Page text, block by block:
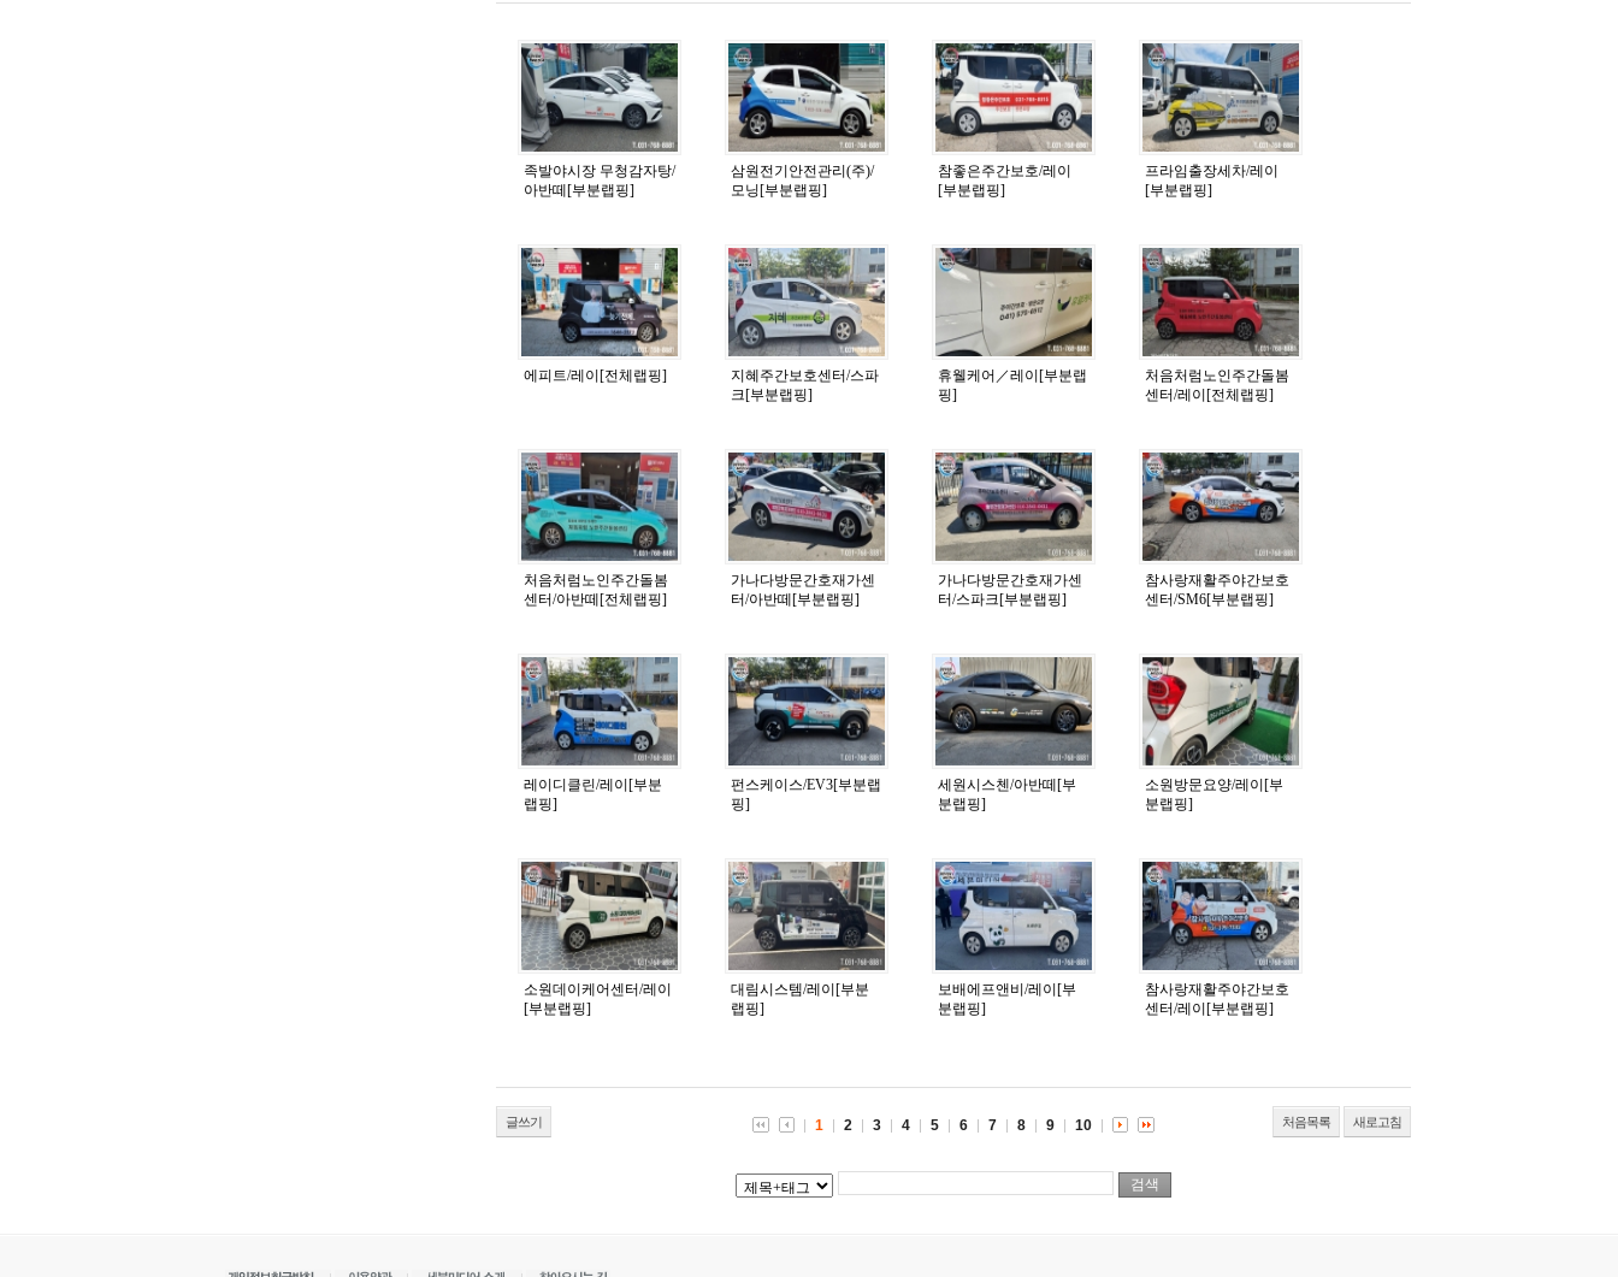
족발야시장 무청감자탕/
아반떼[부분랩핑]
삼원전기안전관리(주)/
모닝[부분랩핑]
참좋은주간보호/레이
[부분랩핑]
프라임출장세차/레이
[부분랩핑]
에피트/레이[전체랩핑]
지혜주간보호센터/스파
크[부분랩핑]
휴웰케어／레이[부분랩
핑]
처음처럼노인주간돌봄
센터/레이[전체랩핑]
처음처럼노인주간돌봄
센터/아반떼[전체랩핑]
가나다방문간호재가센
터/아반떼[부분랩핑]
가나다방문간호재가센
터/스파크[부분랩핑]
참사랑재활주야간보호
센터/SM6[부분랩핑]
레이디클린/레이[부분
랩핑]
펀스케이스/EV3[부분랩
핑]
세원시스첸/아반떼[부
분랩핑]
소원방문요양/레이[부
분랩핑]
소원데이케어센터/레이
[부분랩핑]
대림시스템/레이[부분
랩핑]
보배에프앤비/레이[부
분랩핑]
참사랑재활주야간보호
센터/레이[부분랩핑]
글쓰기 처음목록 새로고침
1 2 3 4 5 6 7 8 9 10